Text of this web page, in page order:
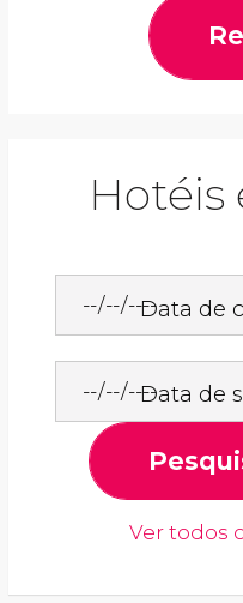
Hotéis
Data de
Data de
Ver todos